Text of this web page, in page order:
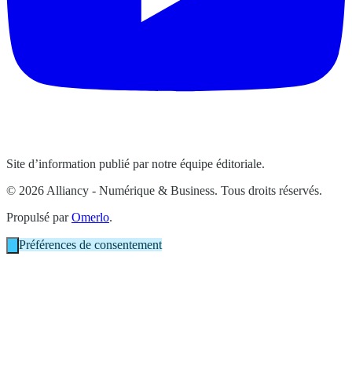
Site d’information publié par notre équipe éditoriale.
© 2026 Alliancy - Numérique & Business. Tous droits réservés.
Propulsé parOmerlo.
Préférences de consentement